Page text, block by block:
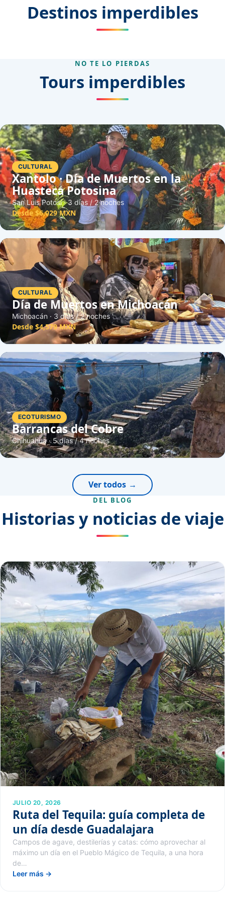
Destinos imperdibles
NO TE LO PIERDAS
Tours imperdibles
CULTURAL
Xantolo · Día de Muertos en la
Huasteca Potosina
San Luis Potosí · 3 días / 2 noches
Desde $6,029 MXN
CULTURAL
Día de Muertos en Michoacán
Michoacán · 3 días / 2 noches
Desde $4,579 MXN
ECOTURISMO
Barrancas del Cobre
Chihuahua · 5 días / 4 noches
Ver todos
DEL BLOG
Historias y noticias de viaje
JULIO 20, 2026
Ruta del Tequila: guía completa de
un día desde Guadalajara
Campos de agave, destilerías y catas: cómo aprovechar al
máximo un día en el Pueblo Mágico de Tequila, a una hora
de…
Leer más →